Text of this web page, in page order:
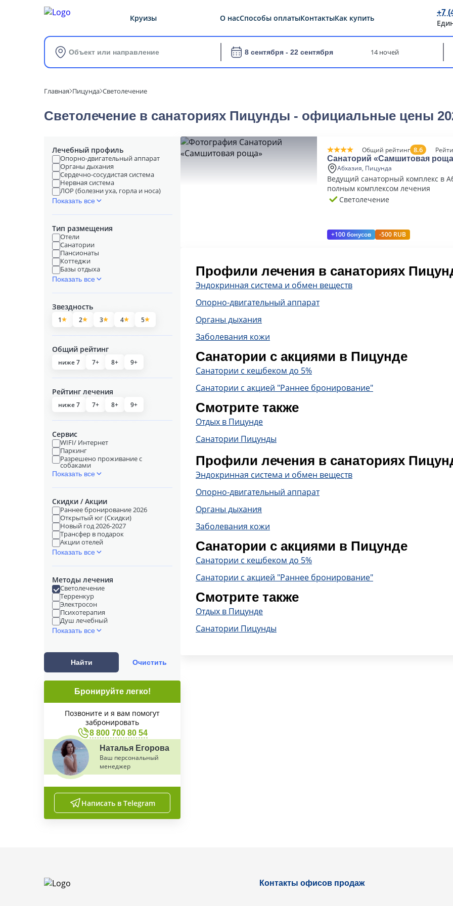
Круизы О насСпособы оплатыКонтактыКак купить
+7
Объект или направление 8 сентября - 22 сентября 14 ночей
Главная Пицунда Светолечение
Светолечение в cанаториях Пицунды - официальные цены
Лечебный профиль
Опорно-двигательный аппарат
Органы дыхания
Сердечно-сосудистая система
Нервная система
ЛОР (болезни уха, горла и носа)
Показать все
Тип размещения
Отели
Санатории
Пансионаты
Коттеджи
Базы отдыха
Показать все
Звездность
1 2 3 4 5
Общий рейтинг
ниже 7 7+ 8+ 9+
Рейтинг лечения
ниже 7 7+ 8+ 9+
Сервис
WIFI/ Интернет
Паркинг
Разрешено проживание с
собаками
Показать все
Скидки / Акции
Раннее бронирование 2026
Открытый юг (Скидки)
Новый год 2026-2027
Трансфер в подарок
Акции отелей
Показать все
Методы лечения
Светолечение
Терренкур
Электросон
Психотерапия
Душ лечебный
Показать все
Найти Очистить
Бронируйте легко!
Позвоните и я вам помогут
забронировать
8 800 700 80 54
Наталья Егорова
Ваш персональный
менеджер
Написать в Telegram
Общий рейтинг 8.6
Санаторий «Самшитовая
Абхазия, Пицунда
Ведущий санаторный комплекс в
полным комплексом лечения
Светолечение
+100 бонусов -500 RUB
Профили лечения в санаториях
Эндокринная система и обмен веществ
Опорно-двигательный аппарат
Органы дыхания
Заболевания кожи
Санатории с акциями в Пицунде
Санатории с кешбеком до 5%
Санатории с акцией "Раннее бронирование"
Смотрите также
Отдых в Пицунде
Санатории Пицунды
Профили лечения в санаториях
Эндокринная система и обмен веществ
Опорно-двигательный аппарат
Органы дыхания
Заболевания кожи
Санатории с акциями в Пицунде
Санатории с кешбеком до 5%
Санатории с акцией "Раннее бронирование"
Смотрите также
Отдых в Пицунде
Санатории Пицунды
Контакты офисов продаж